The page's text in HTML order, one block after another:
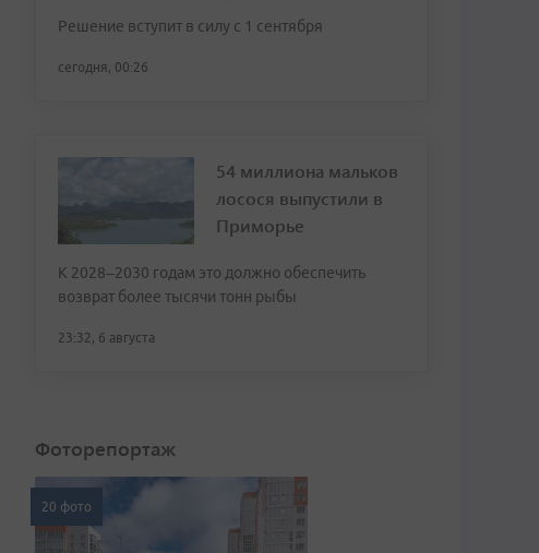
Решение вступит в силу с 1 сентября
сегодня, 00:26
54 миллиона мальков
лосося выпустили в
Приморье
К 2028–2030 годам это должно обеспечить
возврат более тысячи тонн рыбы
23:32, 6 августа
Фоторепортаж
20 фото